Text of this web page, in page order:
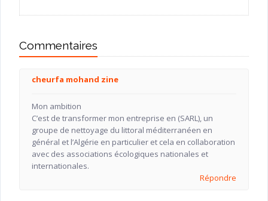
Commentaires
cheurfa mohand zine
Mon ambition
C’est de transformer mon entreprise en (SARL), un
groupe de nettoyage du littoral méditerranéen en
général et l’Algérie en particulier et cela en collaboration
avec des associations écologiques nationales et
internationales.
Répondre